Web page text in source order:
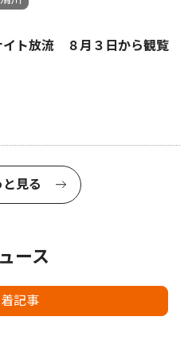
イト放流 ８月３日から観覧
と見る
ース
記事